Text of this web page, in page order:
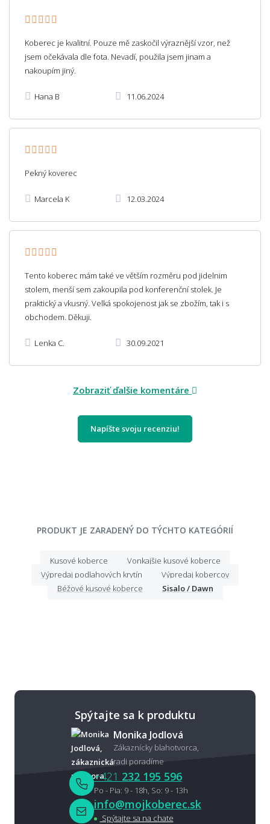
Koberec je kvalitní. Pouze mě zaskočil výraznější vzor, než
jsem očekávala dle fota. Nevadí, použila jsem jinam a
nakoupím jiný.
Hana B 11.06.2024
Pekný koverec
Marcela K 12.03.2024
Tento koberec mám také ve větším rozměru pod jidelnim
stolem, menší sem zakoupila pod konferenční stolek. Je
praktický a vkusný. Velká spokojenost jak se zbožím, tak i s
obchodem. Děkuji.
Lenka C. 30.09.2021
Zobraziť ďalšie komentáre
Napíšte svoju recenziu!
PRODUKT JE ZARADENÝ DO TÝCHTO KATEGÓRIÍ
Kusové koberce
Vonkajšie kusové koberce
Výpredaj podlahových krytín
Výpredaj kobercov
Béžové kusové koberce
Sisalo / Dawn
Spýtajte sa k produktu
Monika Jodlová
Zákaznícky blahotvorca,
radi poradíme
+421 232 195 596
Po - Pia: 9 - 18h, So: 9 - 13h
info@mojkoberec.sk
Spýtajte sa na chate